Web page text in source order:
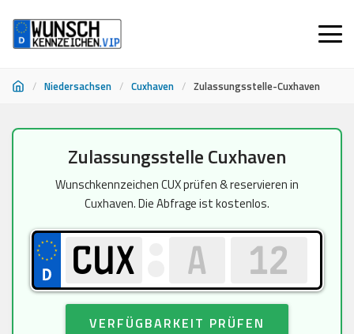
/ Niedersachsen / Cuxhaven / Zulassungsstelle-Cuxhaven
Zulassungsstelle Cuxhaven
Wunschkennzeichen CUX prüfen & reservieren in
Cuxhaven. Die Abfrage ist kostenlos.
VERFÜGBARKEIT PRÜFEN